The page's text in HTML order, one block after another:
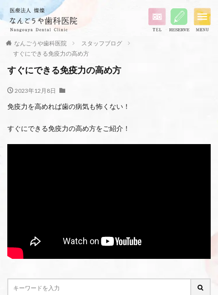
なんごうや歯科医院
スタッフブログ
すぐにできる免疫力の高め方
すぐにできる免疫力の高め方
2023年12月8日
免疫力を高めれば歯の病気も怖くない！
すぐにできる免疫力の高め方をご紹介！